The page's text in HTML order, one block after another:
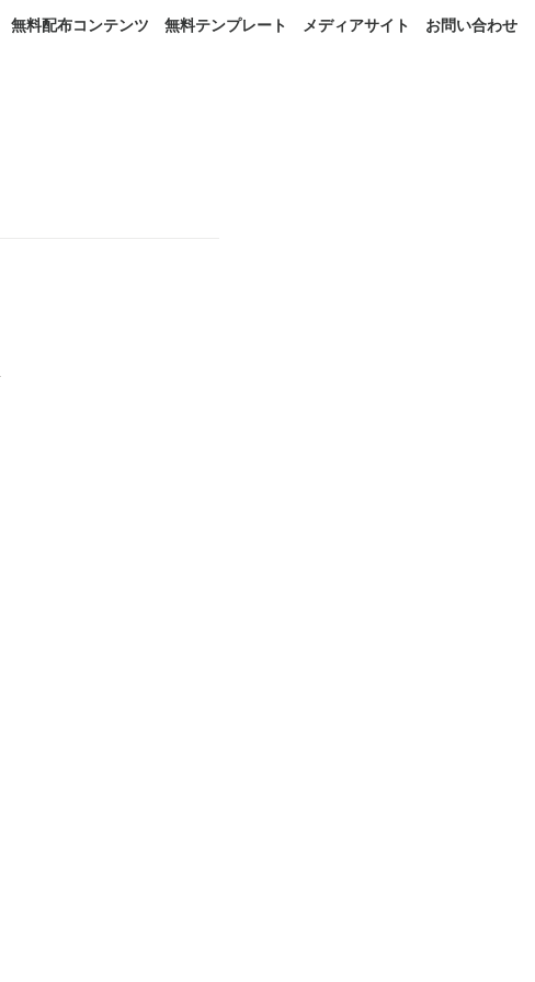
無料配布コンテンツ 無料テンプレート メディアサイト お問い合わせ